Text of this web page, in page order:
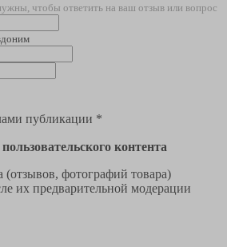
чтобы ответить на ваш отзыв или вопрос
публикации *
контента
(отзывов, фотографий товара)
их предварительной модерации